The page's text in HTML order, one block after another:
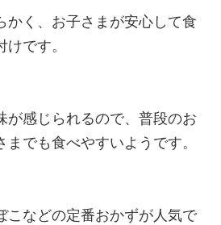
かく、お子さまが安心して食
です。
が感じられるので、普段のお
でも食べやすいようです。
こなどの定番おかずが人気で